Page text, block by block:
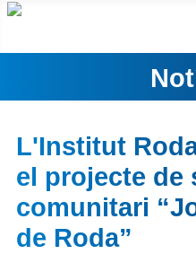
L'Institut
el projecte de
comunitari
de Roda”